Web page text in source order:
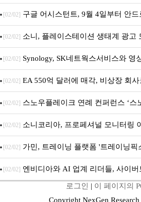
[02/02] 구글 어시스턴트, 9월 4일부터 안
차 서비스 종료
[02/02] 소니, 플레이스테이션 생태계 광고
[02/02] Synology, SK네트웍스서비스와 영
판매 파트너십 체결
[02/02] EA 550억 달러에 매각, 비상장 회
전망
[02/02] 스노우플레이크 연례 컨퍼런스 ‘스
서울’ 개최
[02/02] 소니코리아, 프로페셔널 모니터링
[02/02] 가민, 트레이닝 플랫폼 '트레이닝픽
수로 선수와 코치에 맞춤형 훈련 지원 확
[02/02] 엔비디아와 AI 업계 리더들, 사이
SAFE 가이드라인 제안
로그인 | 이 페이지의
Copyright NexGen